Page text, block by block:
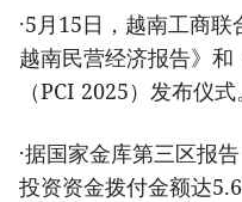
·5月15日，越南工商
越南民营经济报告》和
（PCI 2025）发布仪式。
·据国家金库第三区报
投资资金拨付金额达